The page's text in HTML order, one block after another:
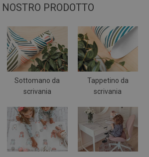
PRODOTTO
Sottomano da
scrivania
Tappetino da
scrivania